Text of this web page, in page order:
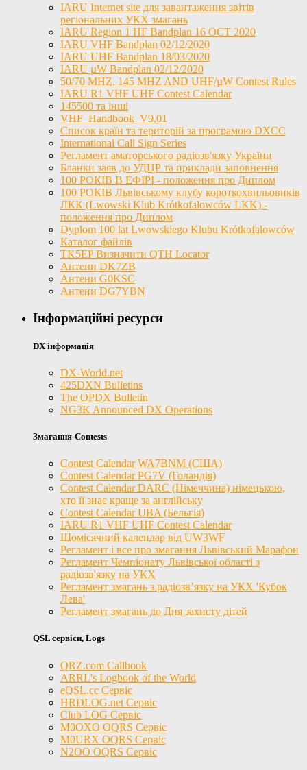
IARU Internet site для завантаження звітів
регіональних УКХ змагань
IARU Region 1 HF Bandplan 16 OCT 2020
IARU VHF Bandplan 02/12/2020
IARU UHF Bandplan 18/03/2020
IARU µW Bandplan 02/12/2020
50/70 MHZ, 145 MHZ AND UHF/µW Contest Rules
IARU R1 VHF UHF Contest Calendar
145500 та інші
VHF_Handbook_V9.01
Список країн та територій за програмою DXCC
International Call Sign Series
Регламент аматорського радіозв'язку України
Бланки заяв до УДЦР та приклади заповнення
100 РОКІВ В ЕФІРІ - положення про Диплом
100 РОКІВ Львівському клубу короткохвильовиків
ЛКК (Lwowski Klub Krótkofalowców LKK) -
положення про Диплом
Dyplom 100 lat Lwowskiego Klubu Krótkofalowców
Каталог файлів
TK5EP Визначити QTH Locator
Антени DK7ZB
Антени G0KSC
Антени DG7YBN
Інформаційні ресурси
DX інформація
DX-World.net
425DXN Bulletins
The OPDX Bulletin
NG3K Announced DX Operations
Змагання-Contests
Contest Calendar WA7BNM (США)
Contest Calendar PG7V (Голандія)
Contest Calendar DARC (Німеччина) німецькою,
хто її знає краще за англійську
Contest Calendar UBA (Бельгія)
IARU R1 VHF UHF Contest Calendar
Щомісячний календар від UW3WF
Регламент і все про змагання Львівський Марафон
Регламент Чемпіонату Львівської області з
радіозв'язку на УКХ
Регламент змагань з радіозв’язку на УКХ 'Кубок
Лева'
Регламент змагань до Дня захисту дітей
QSL сервіси, Logs
QRZ.com Callbook
ARRL's Logbook of the World
eQSL.cc Сервіс
HRDLOG.net Сервіс
Club LOG Сервіс
M0OXO OQRS Сервіс
M0URX OQRS Сервіс
N2OO OQRS Сервіс